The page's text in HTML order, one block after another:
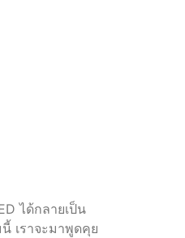
ได้กลายเป็น
เราจะมาพูดคุย